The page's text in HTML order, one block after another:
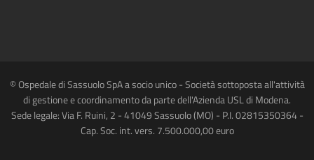
© Ospedale di Sassuolo SpA a socio unico - Società sottoposta all'attività
di gestione e coordinamento da parte dell'Azienda USL di Modena.
Sede legale: Via F. Ruini, 2 - 41049 Sassuolo (MO) - P.I. 02815350364 -
Cap. Soc. int. vers. 7.500.000,00 euro